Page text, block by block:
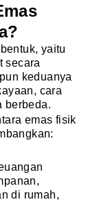
yaitu
secara
keduanya
cara
berbeda.
emas fisik
di rumah,